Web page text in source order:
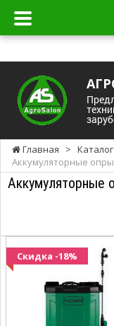
Главная > Каталог
Аккумуляторные
Аккумуляторные
Скидка -18%